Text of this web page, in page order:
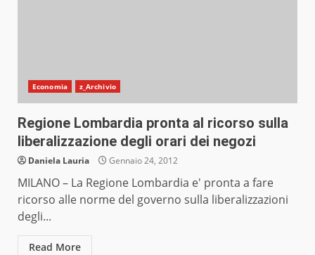
Economia z_Archivio
Regione Lombardia pronta al ricorso sulla
liberalizzazione degli orari dei negozi
Daniela Lauria Gennaio 24, 2012
MILANO – La Regione Lombardia e' pronta a fare
ricorso alle norme del governo sulla liberalizzazioni
degli...
Read More